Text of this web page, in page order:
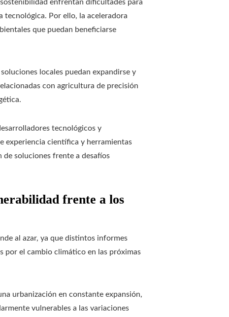
enfrentan dificultades para
Por ello, la aceleradora
que puedan beneficiarse
locales puedan expandirse y
con agricultura de precisión
tecnológicos y
experiencia científica y herramientas
soluciones frente a desafíos
frente a los
al azar, ya que distintos informes
por el cambio climático en las próximas
urbanización en constante expansión,
vulnerables a las variaciones